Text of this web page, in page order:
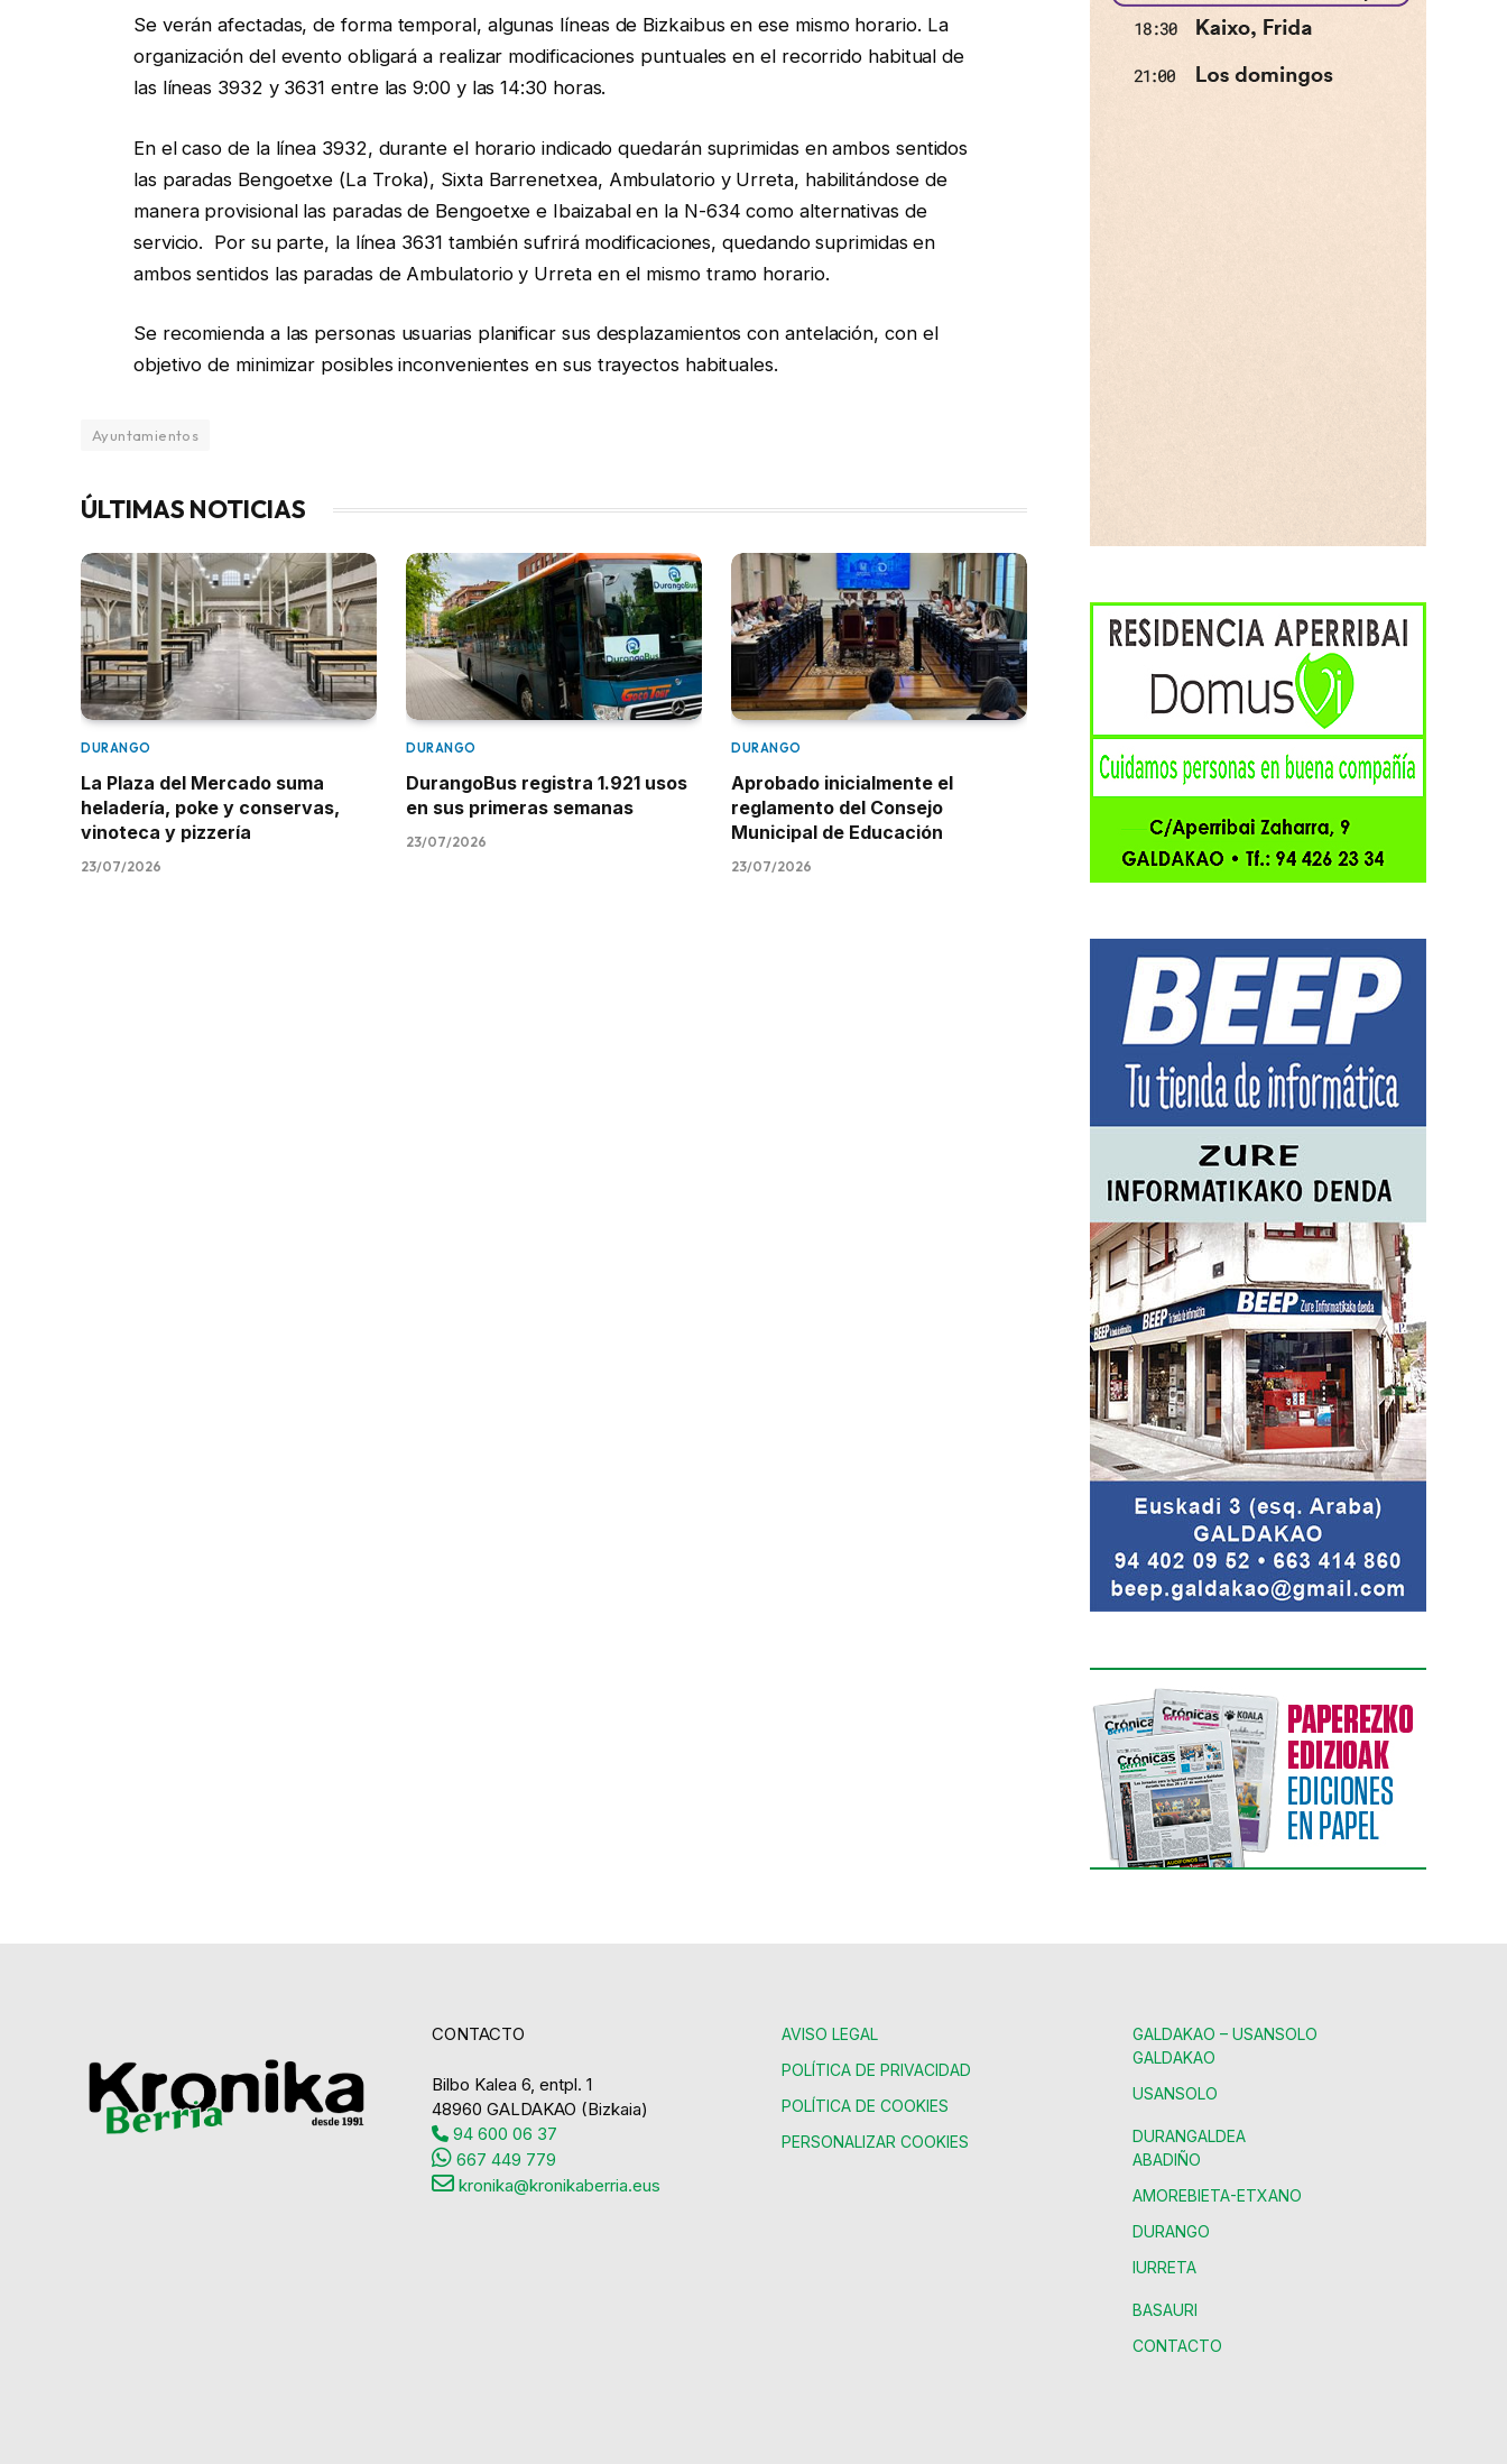
Se verán afectadas, de forma temporal, algunas líneas de Bizkaibus en ese mismo horario. La
organización del evento obligará a realizar modificaciones puntuales en el recorrido habitual de
las líneas 3932 y 3631 entre las 9:00 y las 14:30 horas.
En el caso de la línea 3932, durante el horario indicado quedarán suprimidas en ambos sentidos
las paradas Bengoetxe (La Troka), Sixta Barrenetxea, Ambulatorio y Urreta, habilitándose de
manera provisional las paradas de Bengoetxe e Ibaizabal en la N-634 como alternativas de
servicio. Por su parte, la línea 3631 también sufrirá modificaciones, quedando suprimidas en
ambos sentidos las paradas de Ambulatorio y Urreta en el mismo tramo horario.
Se recomienda a las personas usuarias planificar sus desplazamientos con antelación, con el
objetivo de minimizar posibles inconvenientes en sus trayectos habituales.
Ayuntamientos
ÚLTIMAS NOTICIAS
DURANGO
La Plaza del Mercado suma
heladería, poke y conservas,
vinoteca y pizzería
23/07/2026
DURANGO
DurangoBus registra 1.921 usos
en sus primeras semanas
23/07/2026
DURANGO
Aprobado inicialmente el
reglamento del Consejo
Municipal de Educación
23/07/2026
CONTACTO
Bilbo Kalea 6, entpl. 1
48960 GALDAKAO (Bizkaia)
94 600 06 37
667 449 779
kronika@kronikaberria.eus
AVISO LEGAL
POLÍTICA DE PRIVACIDAD
POLÍTICA DE COOKIES
PERSONALIZAR COOKIES
GALDAKAO – USANSOLO
GALDAKAO
USANSOLO
DURANGALDEA
ABADIÑO
AMOREBIETA-ETXANO
DURANGO
IURRETA
BASAURI
CONTACTO